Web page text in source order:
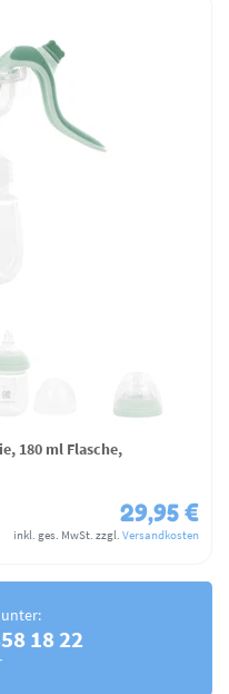
18 22
180 ml Flasche,
29,95 €
inkl. ges. MwSt. zzgl. Versandkosten